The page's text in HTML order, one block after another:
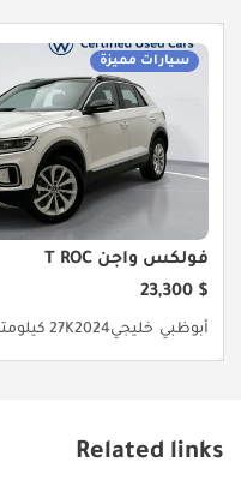
سيارات مميزة
فولكس واجن T ROC
$ 23,300
أبوظبي خليجي202427K كيلومتر
Related links